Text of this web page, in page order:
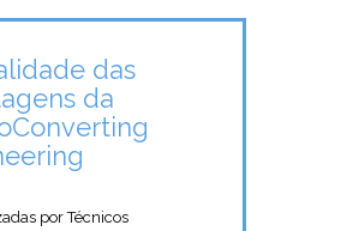
das
da
por Técnicos